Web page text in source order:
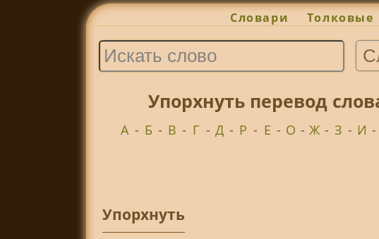
Словари Толковые
Упорхнуть перевод
А - Б - В - Г - Д - Р - Е - О - Ж - З - И -
Упорхнуть